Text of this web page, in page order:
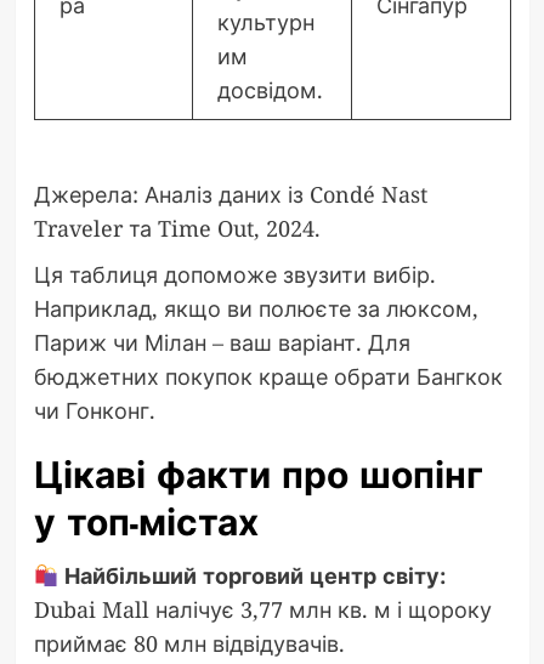
культурн
им
досвідом.
Джерела: Аналіз даних із Condé Nast
Traveler та Time Out, 2024.
Ця таблиця допоможе звузити вибір.
Наприклад, якщо ви полюєте за люксом,
Париж чи Мілан – ваш варіант. Для
бюджетних покупок краще обрати Бангкок
чи Гонконг.
Цікаві факти про шопінг
у топ-містах
Найбільший торговий центр світу:
Dubai Mall налічує 3,77 млн кв. м і щороку
приймає 80 млн відвідувачів.